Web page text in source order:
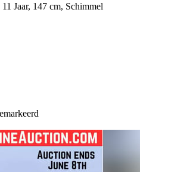
Jaar, 147 cm, Schimmel